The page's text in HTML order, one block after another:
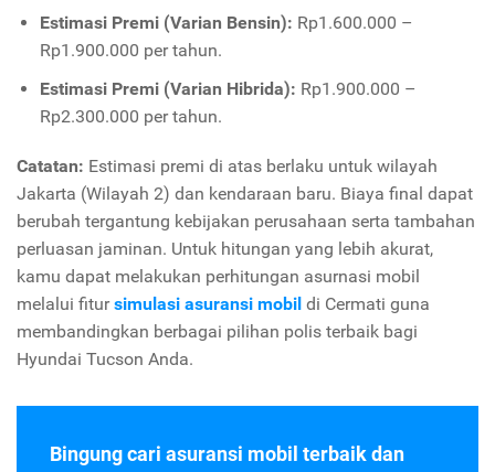
Estimasi Premi (Varian Bensin): Rp1.600.000 –
Rp1.900.000 per tahun.
Estimasi Premi (Varian Hibrida): Rp1.900.000 –
Rp2.300.000 per tahun.
Catatan: Estimasi premi di atas berlaku untuk wilayah
Jakarta (Wilayah 2) dan kendaraan baru. Biaya final dapat
berubah tergantung kebijakan perusahaan serta tambahan
perluasan jaminan. Untuk hitungan yang lebih akurat,
kamu dapat melakukan perhitungan asurnasi mobil
melalui fitursimulasi asuransi mobil di Cermati guna
membandingkan berbagai pilihan polis terbaik bagi
Hyundai Tucson Anda.
Bingung cari asuransi mobil terbaik dan